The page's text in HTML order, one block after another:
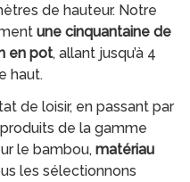
de hauteur. Notre
une cinquantaine de
en pot, allant jusqu’à 4
haut.
de loisir, en passant par
de la gamme
le bambou, matériau
les sélectionnons